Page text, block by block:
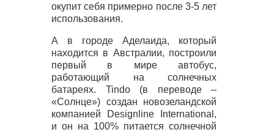
окупит себя примерно после 3-5 лет
использования.
А в городе Аделаида, который
находится в Австралии, построили
первый в мире автобус,
работающий на солнечных
батареях. Tindo (в переводе –
«Солнце») создан новозеландской
компанией Designline International,
и он на 100% питается солнечной